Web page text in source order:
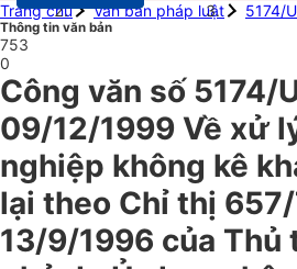
Trang chủ
Văn bản pháp luật 5174/
Thông tin văn bản
753
0
Công văn số 5174/
09/12/1999 Về xử
nghiệp không kê
lại theo Chỉ thị
13/9/1996 của Thủ